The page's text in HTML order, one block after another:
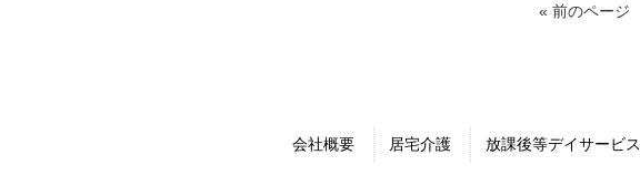
« 前のページ
会社概要 居宅介護 放課後等デイサービス